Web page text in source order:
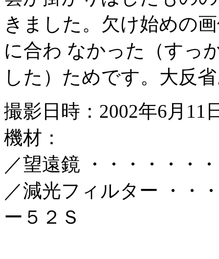
きました。欠け始めの
に合わ なかった（すっ
した）ためです。大反
撮影日時：2002年6月
機材：
／望遠鏡 ・・・・・・
／減光フィルター ・・
ー５２Ｓ